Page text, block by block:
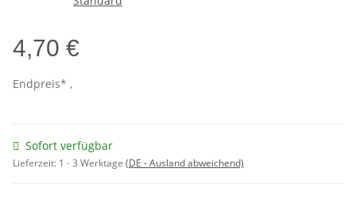
4,70 €
Endpreis* ,
Sofort verfügbar
Lieferzeit: 1 - 3 Werktage (DE - Ausland abweichend)